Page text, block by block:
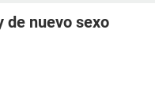
de nuevo sexo